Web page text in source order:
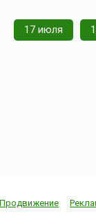
17 июля
Продвижение